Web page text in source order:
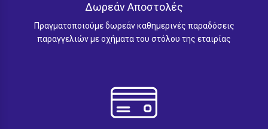
Δωρεάν Αποστολές
Πραγματοποιούμε δωρεάν καθημερινές παραδόσεις
παραγγελιών με οχήματα του στόλου της εταιρίας